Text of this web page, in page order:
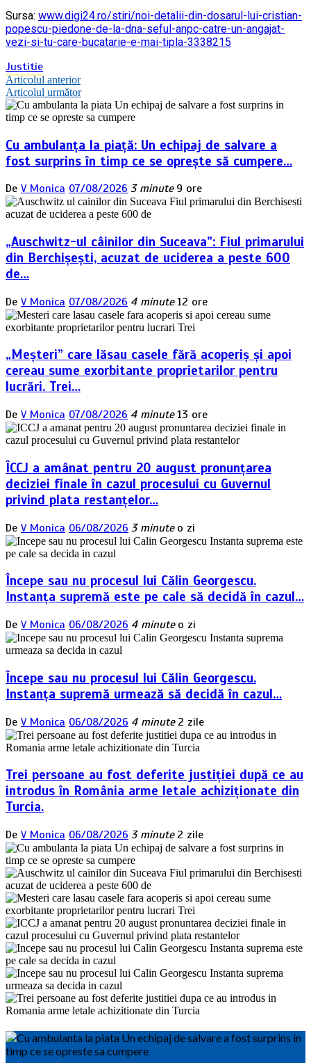
Sursa: www.digi24.ro/stiri/noi-detalii-din-dosarul-lui-cristian-
popescu-piedone-de-la-dna-seful-anpc-catre-un-angajat-
vezi-si-tu-care-bucatarie-e-mai-tipla-3338215
Justitie
Navigare
în
articole
Articolul anterior
Articolul următor
Cu ambulanța la piață: Un echipaj de salvare a
fost surprins în timp ce se oprește să cumpere…
De V Monica 07/08/2026 3 minute 9 ore
„Auschwitz-ul câinilor din Suceava”: Fiul primarului
din Berchișești, acuzat de uciderea a peste 600
de…
De V Monica 07/08/2026 4 minute 12 ore
„Meșteri” care lăsau casele fără acoperiș și apoi
cereau sume exorbitante proprietarilor pentru
lucrări. Trei…
De V Monica 07/08/2026 4 minute 13 ore
ÎCCJ a amânat pentru 20 august pronunțarea
deciziei finale în cazul procesului cu Guvernul
privind plata restanțelor…
De V Monica 06/08/2026 3 minute o zi
Începe sau nu procesul lui Călin Georgescu.
Instanța supremă este pe cale să decidă în cazul…
De V Monica 06/08/2026 4 minute o zi
Începe sau nu procesul lui Călin Georgescu.
Instanța supremă urmează să decidă în cazul…
De V Monica 06/08/2026 4 minute 2 zile
Trei persoane au fost deferite justiției după ce au
introdus în România arme letale achiziționate din
Turcia.
De V Monica 06/08/2026 3 minute 2 zile